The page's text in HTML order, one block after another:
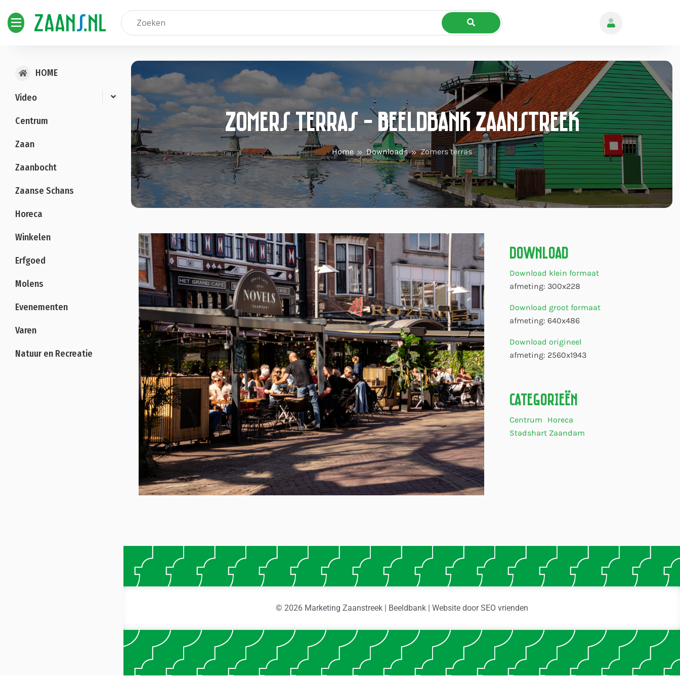
HOME
Video
Centrum
Zaan
Zaanbocht
Zaanse Schans
Horeca
Winkelen
Erfgoed
Molens
Evenementen
Varen
Natuur en Recreatie
Zomers terras - Beeldbank Zaanstreek
Home Downloads Zomers terras
Download
Download klein formaat
afmeting: 300x228
Download groot formaat
afmeting: 640x486
Download origineel
afmeting: 2560x1943
Categorieën
Centrum
Horeca
Stadshart Zaandam
© 2026 Marketing Zaanstreek | Beeldbank | Website doorSEO vrienden